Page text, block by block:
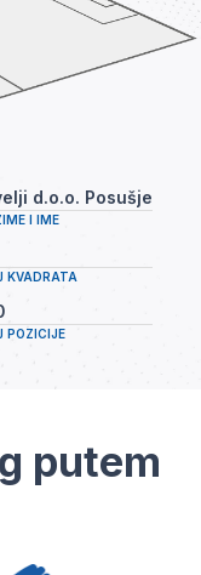
I IME
d.o.o. Posušje
KVADRATA
POZICIJE
putem